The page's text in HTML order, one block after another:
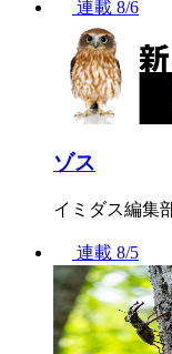
連載 8/6
ゾス
イミダス編集
連載 8/5